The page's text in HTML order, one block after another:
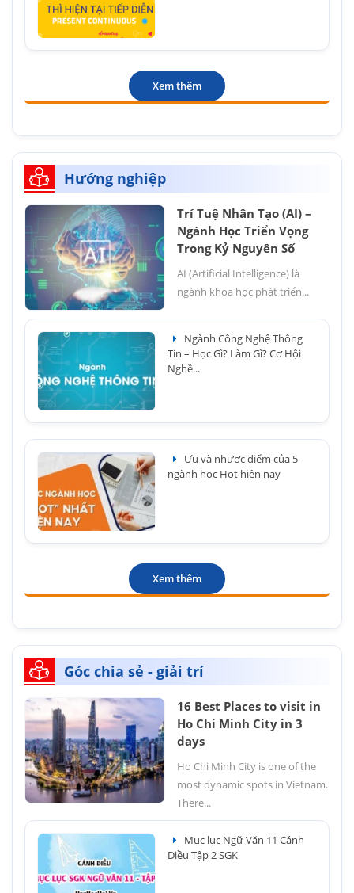
Xem thêm
Hướng nghiệp
Trí Tuệ Nhân Tạo (AI) –
Ngành Học Triển Vọng
Trong Kỷ Nguyên Số
AI (Artificial Intelligence) là
ngành khoa học phát triển...
Ngành Công Nghệ Thông
Tin – Học Gì? Làm Gì? Cơ Hội
Nghề...
Ưu và nhược điểm của 5
ngành học Hot hiện nay
Xem thêm
Góc chia sẻ - giải trí
16 Best Places to visit in
Ho Chi Minh City in 3
days
Ho Chi Minh City is one of the
most dynamic spots in Vietnam.
There...
Mục lục Ngữ Văn 11 Cánh
Diều Tập 2 SGK